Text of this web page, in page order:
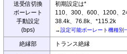
送受信切換
ボーレート
手動設定
(bps)
初期設定は*
110、300、600、1200、
38.4k、76.8k、*115.2k
→設定可能ボーレート機種別
絶縁部 トランス絶縁